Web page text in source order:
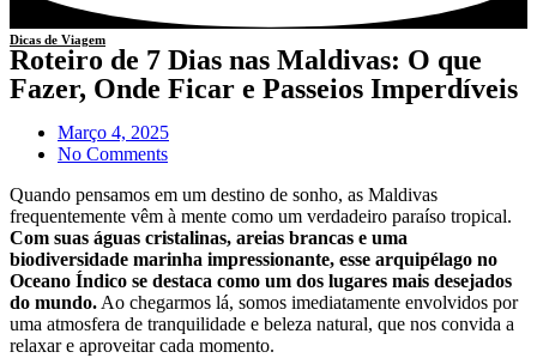
Dicas de Viagem
Roteiro de 7 Dias nas Maldivas: O que
Fazer, Onde Ficar e Passeios Imperdíveis
Março 4, 2025
No Comments
Quando pensamos em um destino de sonho, as Maldivas
frequentemente vêm à mente como um verdadeiro paraíso tropical.
Com suas águas cristalinas, areias brancas e uma
biodiversidade marinha impressionante, esse arquipélago no
Oceano Índico se destaca como um dos lugares mais desejados
do mundo. Ao chegarmos lá, somos imediatamente envolvidos por
uma atmosfera de tranquilidade e beleza natural, que nos convida a
relaxar e aproveitar cada momento.